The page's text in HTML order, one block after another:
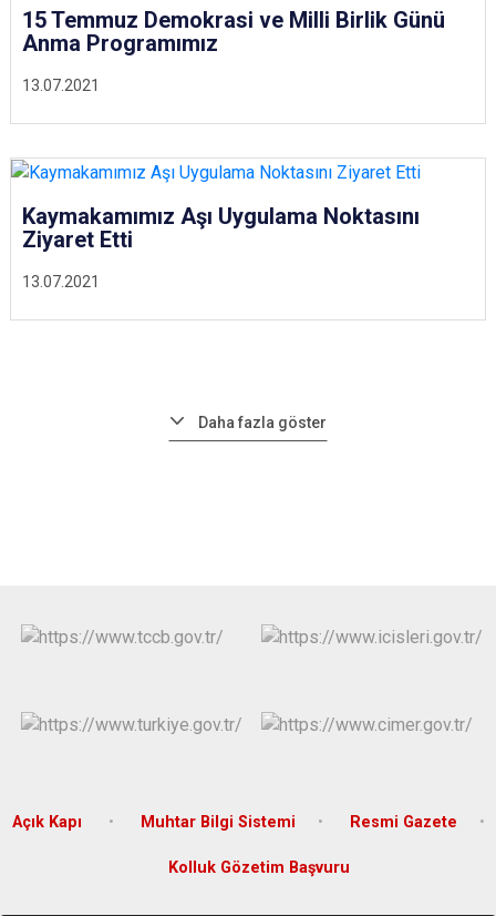
13.07.2021
15 Temmuz Demokrasi ve Milli Birlik Günü
Anma Programımız
13.07.2021
Kaymakamımız Aşı Uygulama Noktasını
Ziyaret Etti
Daha fazla göster
Açık Kapı Muhtar Bilgi Sistemi Resmi Gazete
Kolluk Gözetim Başvuru